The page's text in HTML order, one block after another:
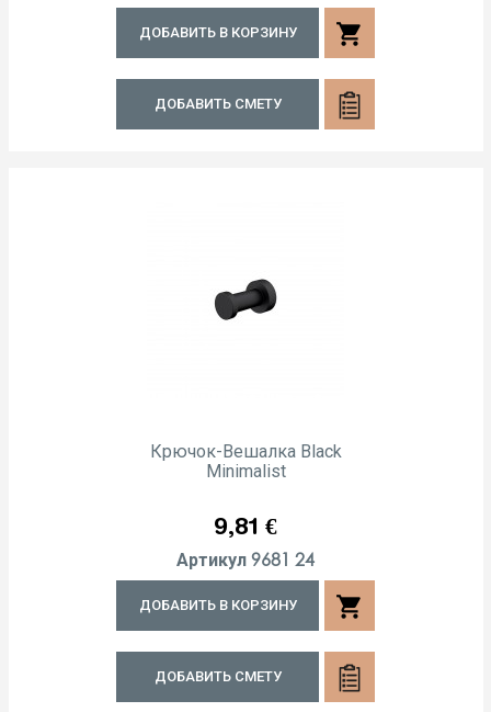
ДОБАВИТЬ В КОРЗИНУ shopping_cart
ДОБАВИТЬ СМЕТУ
Крючок-Вешалка Black
Minimalist
Цена
9,81 €
Артикул 9681 24
ДОБАВИТЬ В КОРЗИНУ shopping_cart
ДОБАВИТЬ СМЕТУ